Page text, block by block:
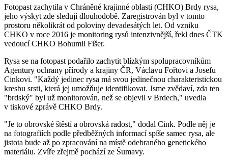
Fotopast zachytila v Chráněné krajinné oblasti (CHKO) Brdy rysa,
jeho výskyt zde sledují dlouhodobě. Zaregistrován byl v tomto
prostoru několikrát od poloviny devadesátých let. Od vzniku
CHKO v roce 2016 je monitoring rysů intenzivnější, řekl dnes ČTK
vedoucí CHKO Bohumil Fišer.
Rysa se na fotopast podařilo zachytit blízkým spolupracovníkům
Agentury ochrany přírody a krajiny ČR, Václavu Fořtovi a Josefu
Cinkovi. "Každý jedinec rysa má svou jedinečnou charakteristickou
kresbu srsti, která jej umožňuje identifikovat. Jsme zvědaví, zda ten
"brdský" byl už monitorován, než se objevil v Brdech," uvedla
v tiskové zprávě CHKO Brdy.
"Je to obrovské štěstí a obrovská radost," dodal Cink. Podle něj je
na fotografiích podle předběžných informací spíše samec rysa, ale
jistota bude až po zpracování na místě odebraného genetického
materiálu. Zvíře zřejmě pochází ze Šumavy.